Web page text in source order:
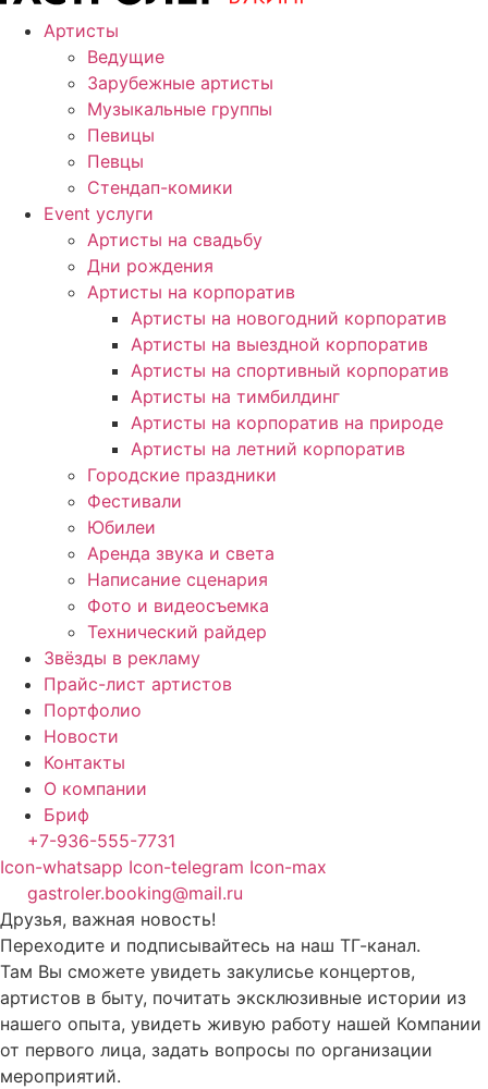
Артисты
Ведущие
Зарубежные артисты
Музыкальные группы
Певицы
Певцы
Стендап-комики
Event услуги
Артисты на свадьбу
Дни рождения
Артисты на корпоратив
Артисты на новогодний корпоратив
Артисты на выездной корпоратив
Артисты на спортивный корпоратив
Артисты на тимбилдинг
Артисты на корпоратив на природе
Артисты на летний корпоратив
Городские праздники
Фестивали
Юбилеи
Аренда звука и света
Написание сценария
Фото и видеосъемка
Технический райдер
Звёзды в рекламу
Прайс-лист артистов
Портфолио
Новости
Контакты
О компании
Бриф
+7-936-555-7731
Icon-whatsapp Icon-telegram Icon-max
gastroler.booking@mail.ru
Друзья, важная новость!
Переходите и подписывайтесь на наш ТГ-канал.
Там Вы сможете увидеть закулисье концертов,
артистов в быту, почитать эксклюзивные истории из
нашего опыта, увидеть живую работу нашей Компании
от первого лица, задать вопросы по организации
мероприятий.